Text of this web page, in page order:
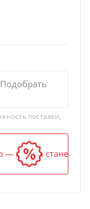
поставки,
— и цена станет